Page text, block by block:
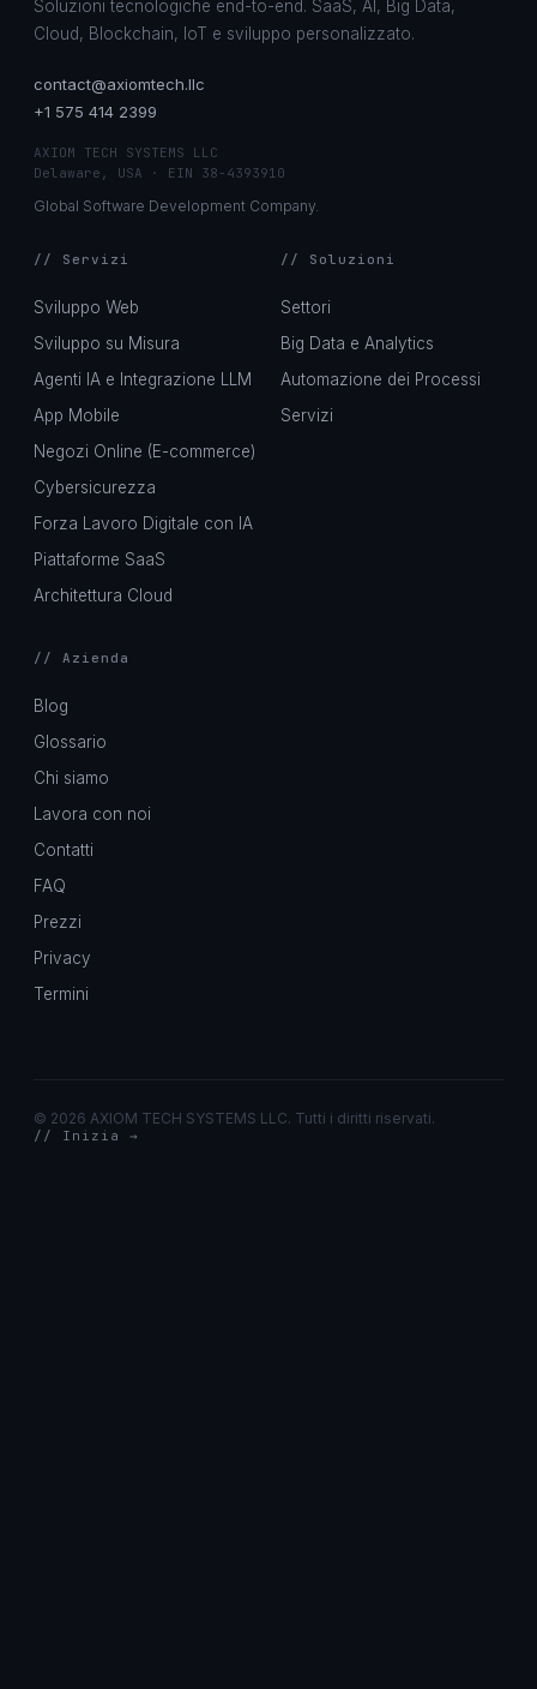
Soluzioni tecnologiche end-to-end. SaaS, AI, Big Data,
Cloud, Blockchain, IoT e sviluppo personalizzato.
contact@axiomtech.llc
+1 575 414 2399
AXIOM TECH SYSTEMS LLC
Delaware, USA · EIN 38-4393910
Global Software Development Company.
// Servizi
Sviluppo Web
Sviluppo su Misura
Agenti IA e Integrazione LLM
App Mobile
Negozi Online (E-commerce)
Cybersicurezza
Forza Lavoro Digitale con IA
Piattaforme SaaS
Architettura Cloud
// Soluzioni
Settori
Big Data e Analytics
Automazione dei Processi
Servizi
// Azienda
Blog
Glossario
Chi siamo
Lavora con noi
Contatti
FAQ
Prezzi
Privacy
Termini
© 2026 AXIOM TECH SYSTEMS LLC. Tutti i diritti riservati.
// Inizia →